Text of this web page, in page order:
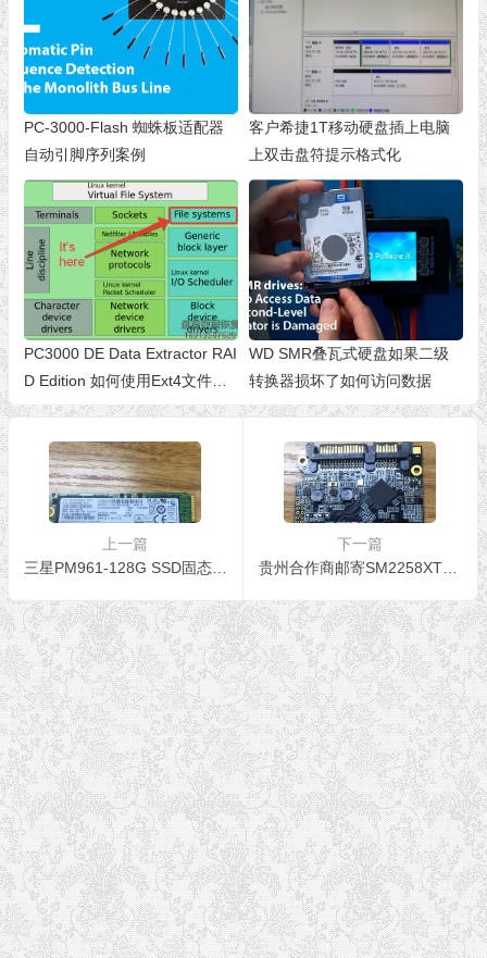
PC-3000-Flash 蜘蛛板适配器
自动引脚序列案例
客户希捷1T移动硬盘插上电脑
上双击盘符提示格式化
PC3000 DE Data Extractor RAI
D Edition 如何使用Ext4文件系
统元数据构建RAID阵列
WD SMR叠瓦式硬盘如果二级
转换器损坏了如何访问数据
上一篇
三星PM961-128G SSD固态硬盘数据恢复成功
下一篇
贵州合作商邮寄SM2258XT固态硬盘成功恢复超市收银软件